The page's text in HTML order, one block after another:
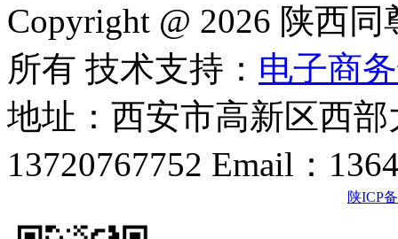
Copyright @ 2026 陕西
所有 技术支持： 电子商
地址：西安市高新区西
13720767752 Email：
陕ICP